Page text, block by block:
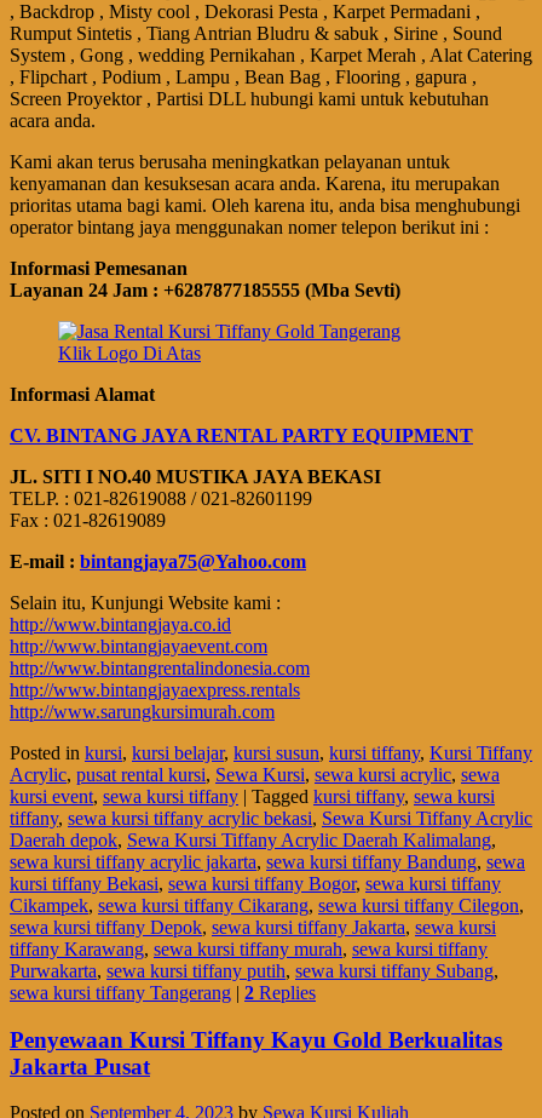
, Backdrop , Misty cool , Dekorasi Pesta , Karpet Permadani ,
Rumput Sintetis , Tiang Antrian Bludru & sabuk , Sirine , Sound
System , Gong , wedding Pernikahan , Karpet Merah , Alat Catering
, Flipchart , Podium , Lampu , Bean Bag , Flooring , gapura ,
Screen Proyektor , Partisi DLL hubungi kami untuk kebutuhan
acara anda.
Kami akan terus berusaha meningkatkan pelayanan untuk
kenyamanan dan kesuksesan acara anda. Karena, itu merupakan
prioritas utama bagi kami. Oleh karena itu, anda bisa menghubungi
operator bintang jaya menggunakan nomer telepon berikut ini :
Informasi Pemesanan
Layanan 24 Jam : +6287877185555 (Mba Sevti)
Klik Logo Di Atas
Informasi Alamat
CV. BINTANG JAYA RENTAL PARTY EQUIPMENT
JL. SITI I NO.40 MUSTIKA JAYA BEKASI
TELP. : 021-82619088 / 021-82601199
Fax : 021-82619089
E-mail : bintangjaya75@Yahoo.com
Selain itu, Kunjungi Website kami :
http://www.bintangjaya.co.id
http://www.bintangjayaevent.com
http://www.bintangrentalindonesia.com
http://www.bintangjayaexpress.rentals
http://www.sarungkursimurah.com
Posted in kursi, kursi belajar, kursi susun, kursi tiffany, Kursi Tiffany
Acrylic, pusat rental kursi, Sewa Kursi, sewa kursi acrylic, sewa
kursi event, sewa kursi tiffany | Tagged kursi tiffany, sewa kursi
tiffany, sewa kursi tiffany acrylic bekasi, Sewa Kursi Tiffany Acrylic
Daerah depok, Sewa Kursi Tiffany Acrylic Daerah Kalimalang,
sewa kursi tiffany acrylic jakarta, sewa kursi tiffany Bandung, sewa
kursi tiffany Bekasi, sewa kursi tiffany Bogor, sewa kursi tiffany
Cikampek, sewa kursi tiffany Cikarang, sewa kursi tiffany Cilegon,
sewa kursi tiffany Depok, sewa kursi tiffany Jakarta, sewa kursi
tiffany Karawang, sewa kursi tiffany murah, sewa kursi tiffany
Purwakarta, sewa kursi tiffany putih, sewa kursi tiffany Subang,
sewa kursi tiffany Tangerang | 2 Replies
Penyewaan Kursi Tiffany Kayu Gold Berkualitas
Jakarta Pusat
Posted on September 4, 2023 by Sewa Kursi Kuliah